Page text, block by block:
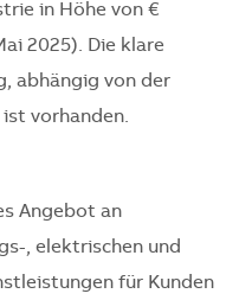
in Höhe von €
2025). Die klare
abhängig von der
vorhanden.
Angebot an
, elektrischen und
für Kunden